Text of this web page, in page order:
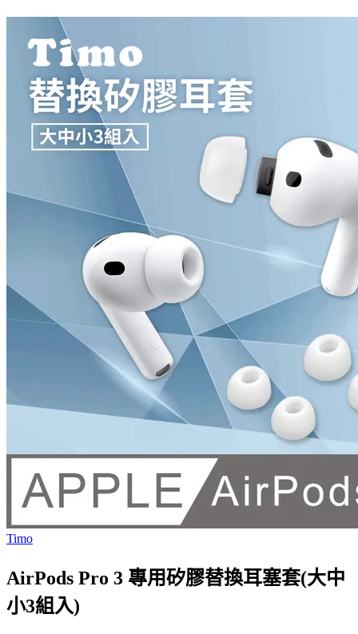
Timo
AirPods Pro 3 專用矽膠替換耳塞套(大中
小3組入)